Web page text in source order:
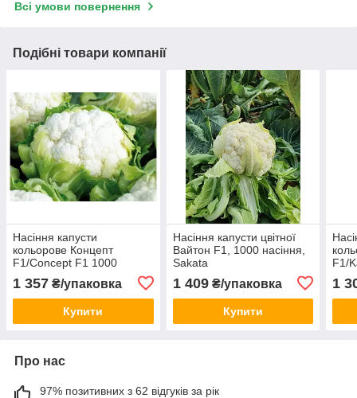
Всі умови повернення
Подібні товари компанії
Насіння капусти
кольорове Концепт
F1/Concept F1 1000
1 357 ₴/упаковка
Купити
Насіння капусти цвітної
Вайтон F1, 1000 насіння,
Sakata
1 409₴/упаковка
Купити
F1/
1
Про нас
97% позитивних з 62 відгуків за рік